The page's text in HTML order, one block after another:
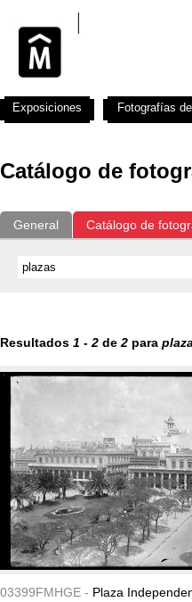
Catálogo de
General Catálogo de
Resultados 1 - 2 de 2 para
03399FMHGE - Plaza
Exposiciones Fotografías